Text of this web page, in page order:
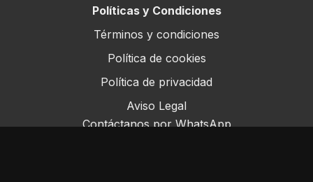
Políticas y Condiciones
Términos y condiciones
Política de cookies
Política de privacidad
Aviso Legal
Contáctanos por WhatsApp